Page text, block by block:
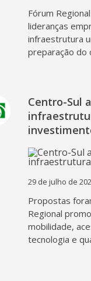
Fórum
lideranças
infraestrutura
preparação do
Centro-Sul
29 de julho de
Propostas
Regional
mobilidade,
tecnologia e